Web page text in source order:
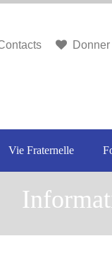
Donner
Vie Fraternelle